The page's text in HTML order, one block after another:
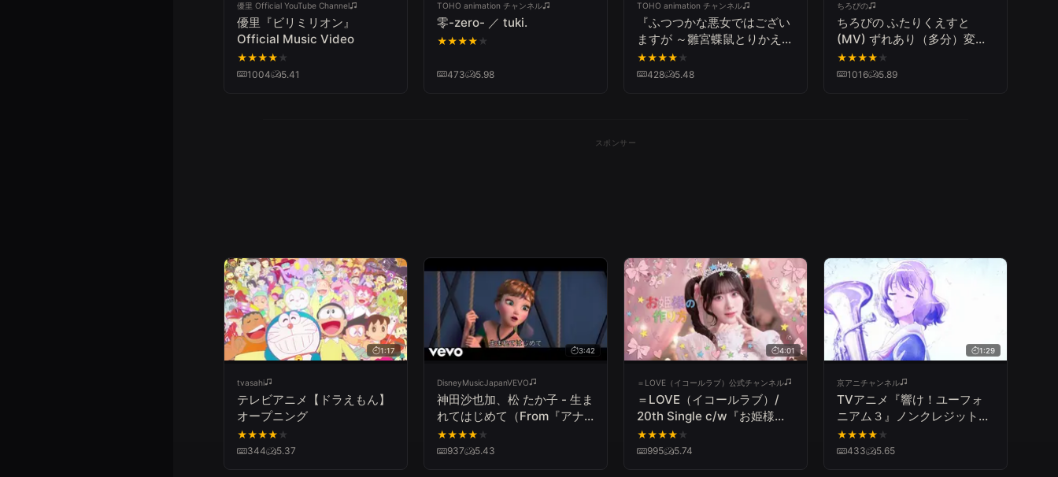
優里 Official YouTube Channel
優里『ビリミリオン』
Official Music Video
★★★★ ★
1004
5.41
TOHO animation チャンネル
零-zero- ／ tuki.
★★★★ ★
473 5.98
TOHO animation チャンネル
『ふつつかな悪女ではござい
ますが ～雛宮蝶鼠とりかえ伝
～』OP|milet「Sunny」
★★★★ ★
428
5.48
ちろぴの
ちろぴの ふたりくえすと
(MV) ずれあり（多分）変な
とこあり
★★★★ ★
1016
5.89
スポンサー
1:17
tvasahi
テレビアニメ【ドラえもん】
オープニング
★★★★ ★
344
5.37
3:42
DisneyMusicJapanVEVO
神田沙也加、松 たか子 - 生ま
れてはじめて（From『アナ
と雪の女王』）
★★★★ ★
937
5.43
4:01
＝LOVE（イコールラブ）公式チャンネル
＝LOVE（イコールラブ）/
20th Single c/w『お姫様の
作り方』【MV full】
★★★★ ★
995
5.74
1:29
京アニチャンネル
TVアニメ『響け！ユーフォ
ニアム３』ノンクレジットオ
ープニング映像
★★★★ ★
433
5.65